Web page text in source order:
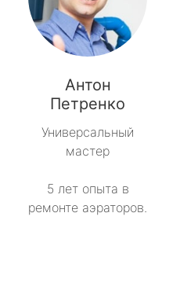
Антон
Петренко
Универсальный
мастер
5 лет опыта в
ремонте аэраторов.